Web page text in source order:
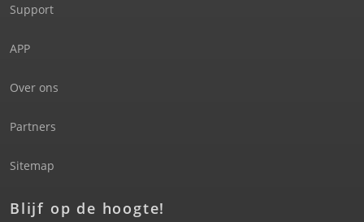
Support
APP
Over ons
Partners
Sitemap
Blijf op de hoogte!